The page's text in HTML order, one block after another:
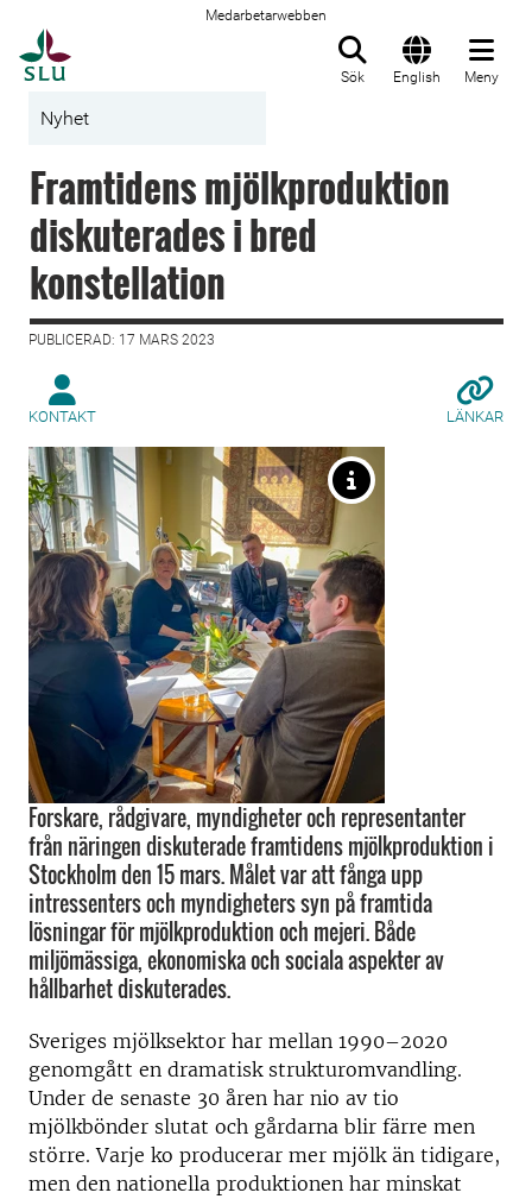
Medarbetarwebben
Sök English Meny
Nyhet
Framtidens mjölkproduktion
diskuterades i bred
konstellation
PUBLICERAD: 17 MARS 2023
KONTAKT LÄNKAR
Forskare, rådgivare, myndigheter och representanter
från näringen diskuterade framtidens mjölkproduktion i
Stockholm den 15 mars. Målet var att fånga upp
intressenters och myndigheters syn på framtida
lösningar för mjölkproduktion och mejeri. Både
miljömässiga, ekonomiska och sociala aspekter av
hållbarhet diskuterades.
Sveriges mjölksektor har mellan 1990–2020
genomgått en dramatisk strukturomvandling.
Under de senaste 30 åren har nio av tio
mjölkbönder slutat och gårdarna blir färre men
större. Varje ko producerar mer mjölk än tidigare,
men den nationella produktionen har minskat